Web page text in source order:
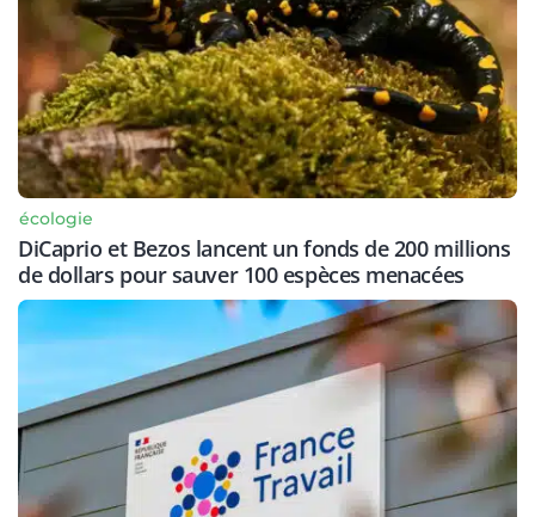
écologie
DiCaprio et Bezos lancent un fonds de 200 millions
de dollars pour sauver 100 espèces menacées